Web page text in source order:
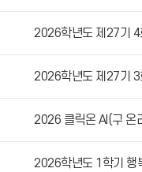
2026학년도 제27기 4
2026학년도 제27기 3
2026 클릭온 AI(구 온
2026학년도 1학기 행